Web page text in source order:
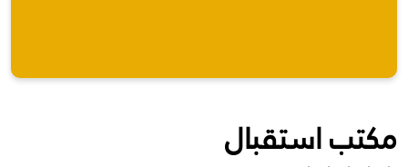
مكتب استقبال